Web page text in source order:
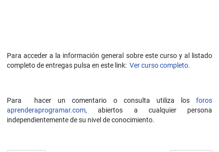
Para acceder a la información general sobre este curso y al listado
completo de entregas pulsa en este link: Ver curso completo.
Para hacer un comentario o consulta utiliza losforos
aprenderaprogramar.com, abiertos a cualquier persona
independientemente de su nivel de conocimiento.